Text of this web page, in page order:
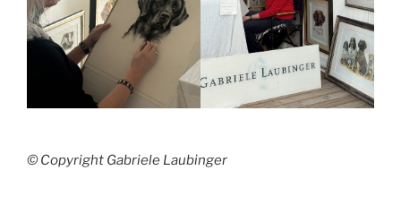
© Copyright Gabriele Laubinger